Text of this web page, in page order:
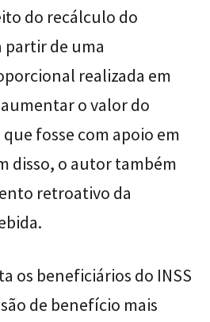
do recálculo do
de uma
realizada em
o valor do
fosse com apoio em
disso, o autor também
retroativo da
os beneficiários do INSS
de benefício mais